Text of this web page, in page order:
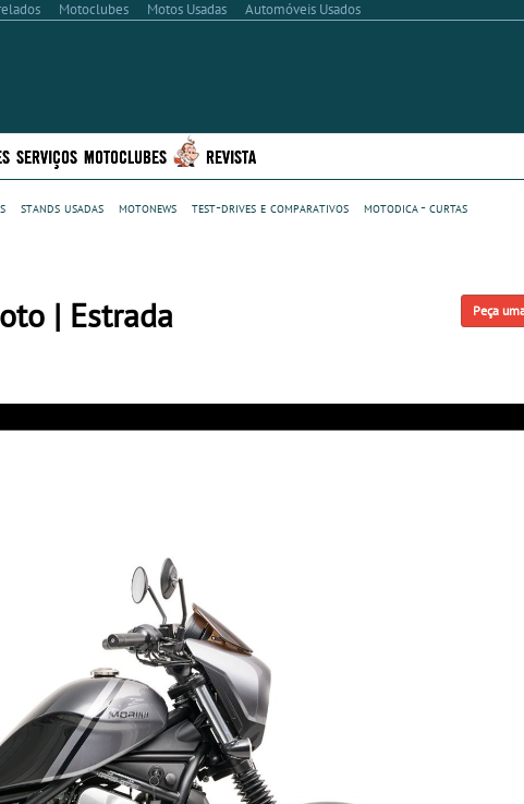
Motoclubes Motos Usadas Automóveis Usados
SERVIÇOS MOTOCLUBES REVISTA
stands usadas motonews test-drives e comparativos
motodica - curtas
Peça
| Estrada